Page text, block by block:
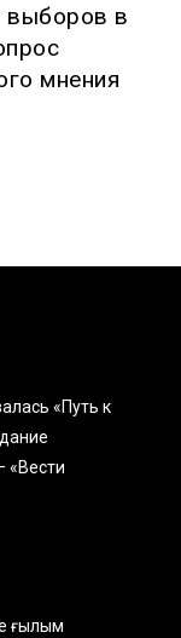
выборов в
мнения
«Путь к
«Вести
ғылым